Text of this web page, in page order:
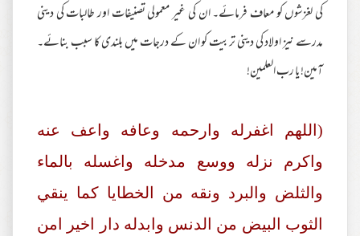
کی لغزشوں کو معاف فرمائے۔ ان کی غیر معمولی تصنیفات اور طالبات کی دینی
مدرسے نیز اولاد کی دینی تربیت کو ان کے درجات میں بلندی کا سبب بنائے۔
آمین! یا رب العلمین!
(اللهم اغفرله وارحمه وعافه واعف عنه
واكرم نزله ووسع مدخله واغسله بالماء
والثلض والبرد ونقه من الخطايا كما ينقي
الثوب البيض من الدنس وابدله دار اخير امن